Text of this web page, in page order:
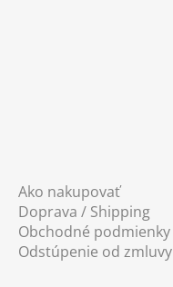
Ako nakupovať
Doprava / Shipping
Obchodné podmienky
Odstúpenie od zmluvy